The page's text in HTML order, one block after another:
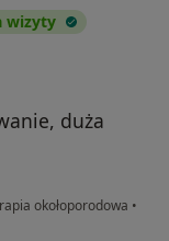
wizyty
duża
okołoporodowa •